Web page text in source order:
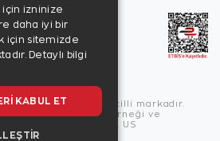
Zen Diamond tescilli markadır.
Birleşmiş Markalar Derneği ve
Programı üyesidir. US
için izninize
daha iyi bir
için sitemizde
Detaylı bilgi
KABUL ET